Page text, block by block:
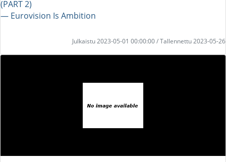
(PART 2)
― Eurovision Is Ambition
Julkaistu 2023-05-01 00:00:00 / Tallennettu 2023-05-26